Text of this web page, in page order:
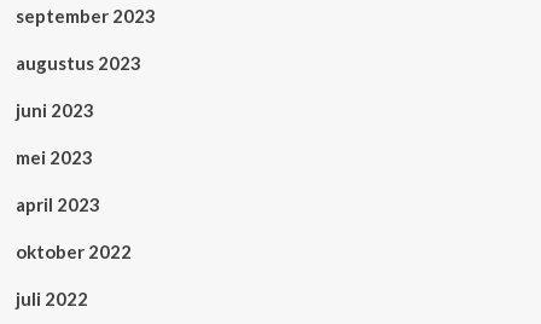
september 2023
augustus 2023
juni 2023
mei 2023
april 2023
oktober 2022
juli 2022